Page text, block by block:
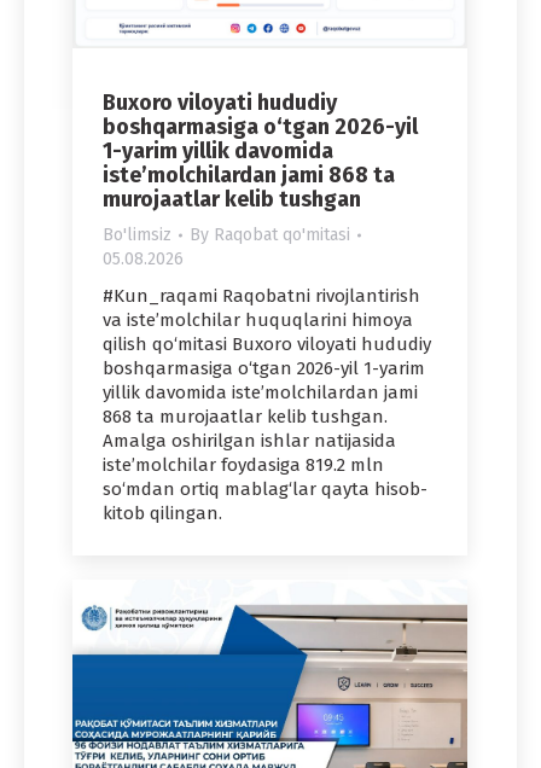
Buxoro viloyati hududiy
boshqarmasiga o‘tgan 2026-yil
1-yarim yillik davomida
iste’molchilardan jami 868 ta
murojaatlar kelib tushgan
Bo'limsiz By Raqobat qo'mitasi
05.08.2026
#Kun_raqami Raqobatni rivojlantirish
va iste’molchilar huquqlarini himoya
qilish qo‘mitasi Buxoro viloyati hududiy
boshqarmasiga o‘tgan 2026-yil 1-yarim
yillik davomida iste’molchilardan jami
868 ta murojaatlar kelib tushgan.
Amalga oshirilgan ishlar natijasida
iste’molchilar foydasiga 819.2 mln
so‘mdan ortiq mablag‘lar qayta hisob-
kitob qilingan.